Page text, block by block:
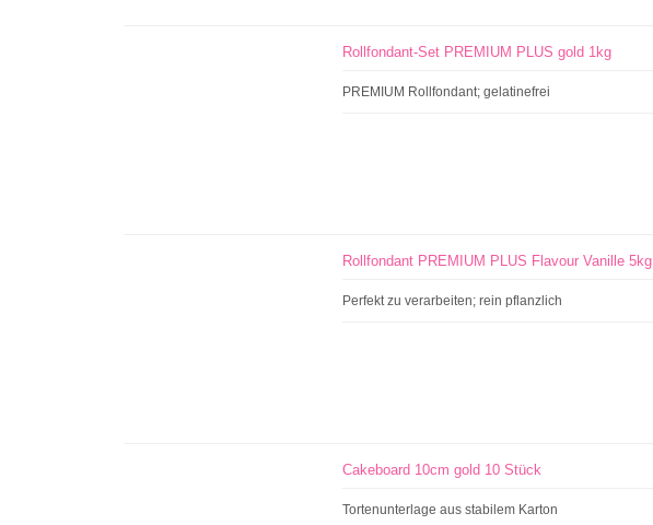
Rollfondant-Set PREMIUM PLUS gold 1kg
PREMIUM Rollfondant; gelatinefrei
Rollfondant PREMIUM PLUS Flavour Vanille 5kg
Perfekt zu verarbeiten; rein pflanzlich
Cakeboard 10cm gold 10 Stück
Tortenunterlage aus stabilem Karton